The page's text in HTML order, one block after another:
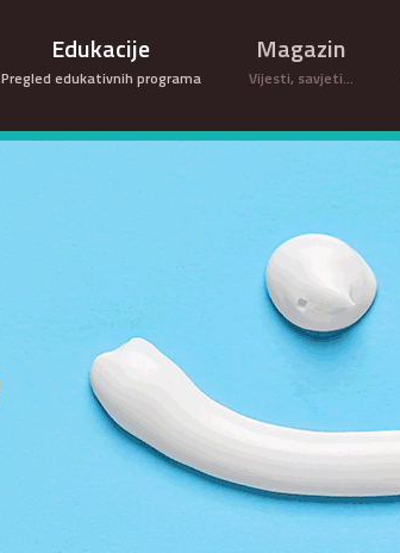
Edukacije
Pregled edukativnih programa
Magazin
Vijesti, savjeti...